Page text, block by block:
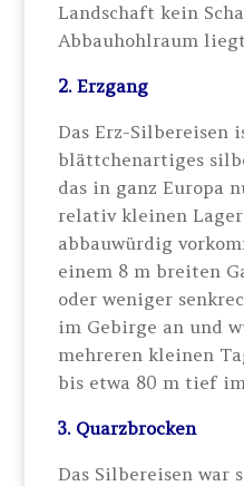
Landschaft kein
Abbauhohlraum
2. Erzgang
Das Erz-Silbereisen
blättchenartiges
das in ganz Europa
relativ kleinen
abbauwürdig
einem 8 m breiten
oder weniger
im Gebirge an und
mehreren kleinen
bis etwa 80 m tief
3. Quarzbrocken
Das Silbereisen